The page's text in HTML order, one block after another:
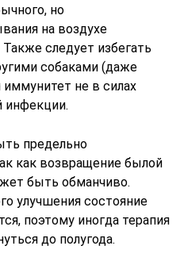
но
на воздухе
следует избегать
собаками (даже
не в силах
инфекции.
предельно
как возвращение былой
быть обманчиво.
улучшения состояние
поэтому иногда терапия
до полугода.